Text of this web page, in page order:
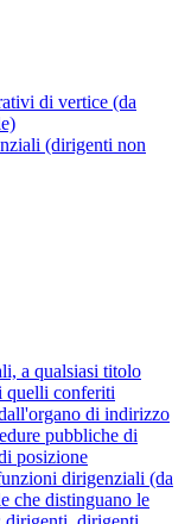
di vertice (da
(dirigenti non
a qualsiasi titolo
quelli conferiti
di indirizzo
pubbliche di
posizione
dirigenziali (da
che distinguano le